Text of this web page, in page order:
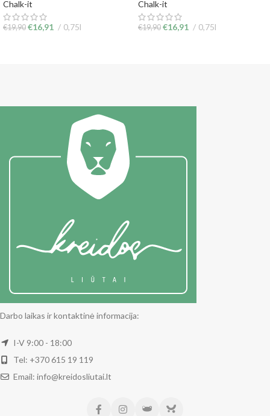
Chalk-it
€19,90 €16,91 0,75l
Chalk-it
€19,90 €16,91 0,75l
Darbo laikas ir kontaktinė informacija:
I-V 9:00 - 18:00
Tel: +370 615 19 119
Email: info@kreidosliutai.lt